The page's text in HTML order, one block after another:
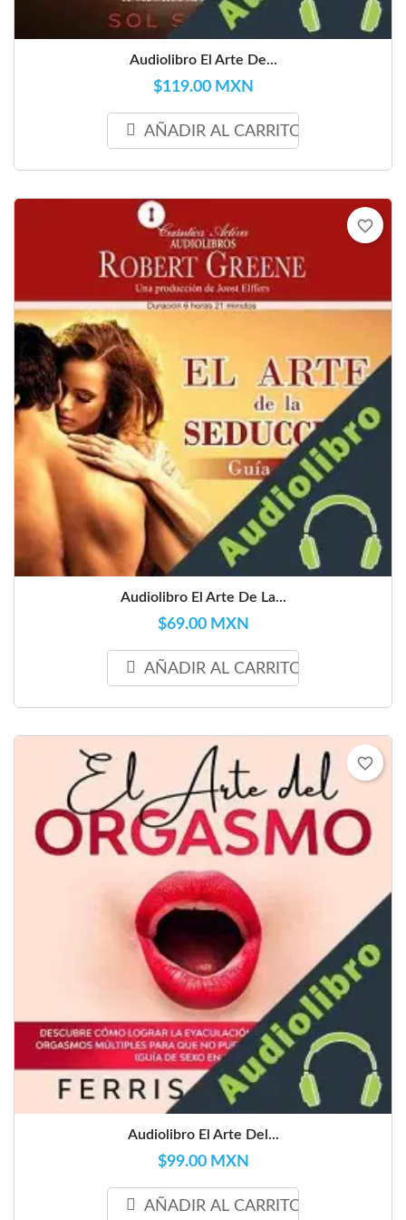
Audiolibro El Arte De...
$119.00 MXN
AÑADIR AL CARRITO
Audiolibro El Arte De La...
$69.00 MXN
AÑADIR AL CARRITO
favorite_border
Audiolibro El Arte Del...
$99.00 MXN
AÑADIR AL CARRITO
favorite_border